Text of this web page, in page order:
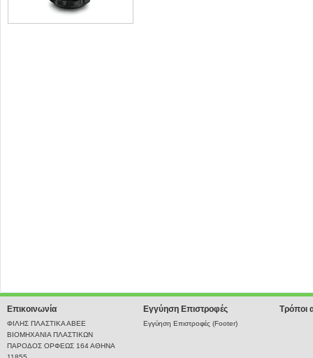
Επικοινωνία
ΦΙΛΗΣ ΠΛΑΣΤΙΚΑ ΑΒΕΕ
ΒΙΟΜΗΧΑΝΙΑ ΠΛΑΣΤΙΚΩΝ
ΠΑΡΟΔΟΣ ΟΡΦΕΩΣ 164 ΑΘΗΝΑ
Εγγύηση Επιστροφές
Εγγύηση Επιστροφές (Footer)
Τρόποι